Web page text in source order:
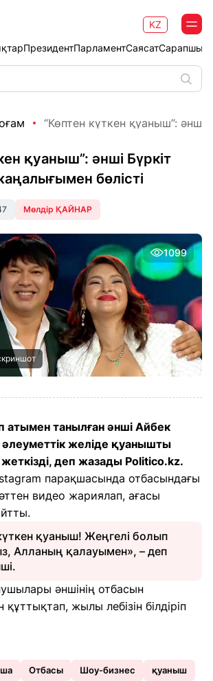
ПрезидентПарламентСаясат
KZ
“Көптен күткен қуаныш”:
қуаныш”: әнші Бүркіт
бөлісті
Мөлдір ҚАЙНАР
1099
атымен танылған әнші Айбек
желіде қуанышты
деп жазады Politico.kz.
парақшасында отбасындағы
видео жариялап, ағасы
қуаныш! Жеңгелі болып
Алланың қалауымен», – деп
әншінің отбасын
жылы лебізін білдіріп
Отбасы Шоу-бизнес қуаныш